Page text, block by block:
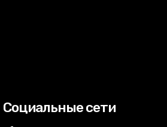
Социальные сети